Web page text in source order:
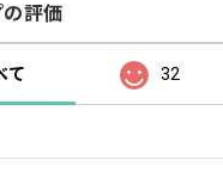
評価
て 32